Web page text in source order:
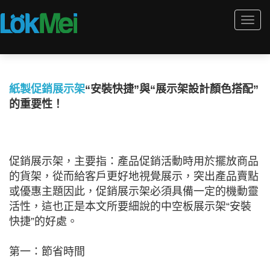
紙製促銷展示架“安裝快捷”與“展示架設計顏色搭配”
的重要性！
促銷展示架，主要指：產品促銷活動時用於擺放商品
的貨架，從而給客戶更好地視覺展示，突出產品賣點
或優惠主題因此，促銷展示架必須具備一定的機動靈
活性，這也正是本文所要細說的中空板展示架“安裝
快捷”的好處。
第一：節省時間